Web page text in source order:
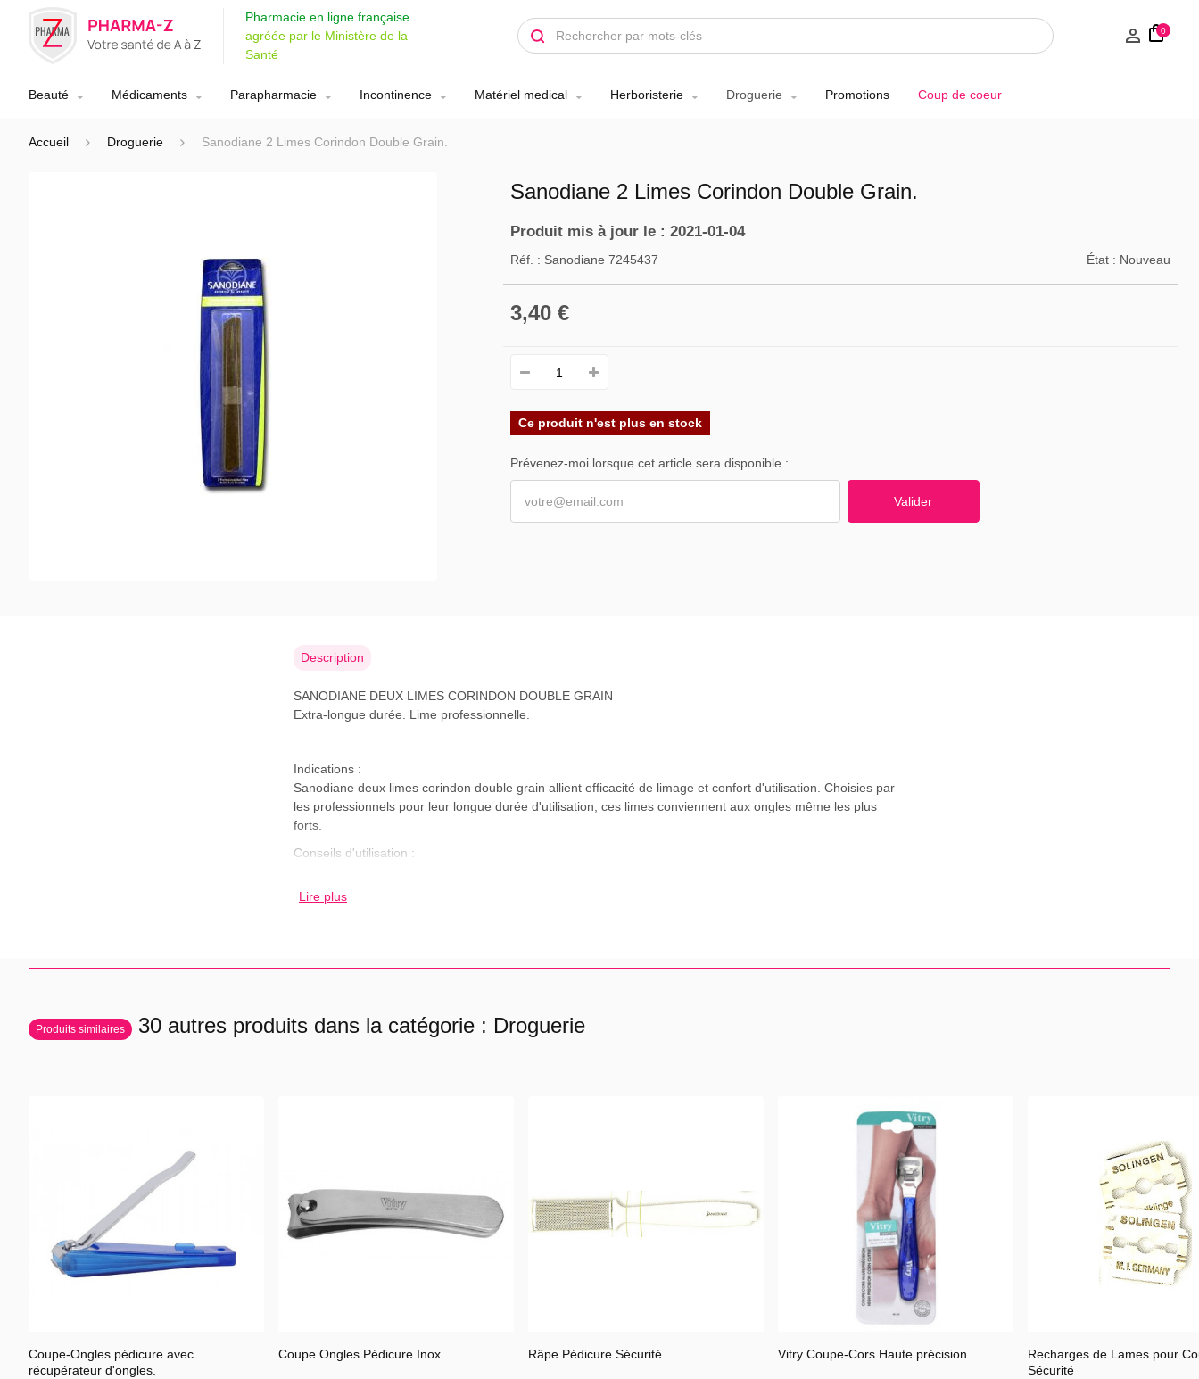
Pharmacie en ligne française
agréée par le Ministère de la
Santé
0
Beauté Médicaments Parapharmacie Incontinence Matériel medical Herboristerie Droguerie Promotions Coup de coeur
Accueil Droguerie Sanodiane 2 Limes Corindon Double Grain.
Sanodiane 2 Limes Corindon Double Grain.
Produit mis à jour le : 2021-01-04
Réf. : Sanodiane 7245437 État : Nouveau
3,40 €
Ce produit n'est plus en stock
Prévenez-moi lorsque cet article sera disponible :
Valider
Description
SANODIANE DEUX LIMES CORINDON DOUBLE GRAIN
Extra-longue durée. Lime professionnelle.
Indications :
Sanodiane deux limes corindon double grain allient efficacité de limage et confort d'utilisation. Choisies par
les professionnels pour leur longue durée d'utilisation, ces limes conviennent aux ongles même les plus
forts.
Conseils d'utilisation :
plus fin pour parfaire le poli.
Lire plus
Produits similaires 30 autres produits dans la catégorie : Droguerie
Voir l'article
Coupe-Ongles pédicure avec
récupérateur d'ongles.
Voir l'article
Coupe Ongles Pédicure Inox Voir l'article
Râpe Pédicure Sécurité Voir l'article
Vitry Coupe-Cors Haute précision Voir l'article
Recharges de Lames pour
Sécurité